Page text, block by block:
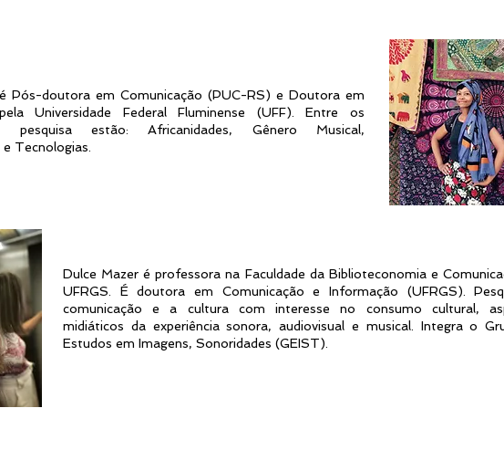
Pós-doutora em Comunicação (PUC-RS) e Doutora em
Universidade Federal Fluminense (UFF). Entre os
pesquisa estão: Africanidades, Gênero Musical,
Tecnologias.
Dulce Mazer é professora na Faculdade da Biblioteconomia e
UFRGS. É doutora em Comunicação e Informação (UFRGS).
comunicação e a cultura com interesse no consumo cultural,
midiáticos da experiência sonora, audiovisual e musical. Integra o
Estudos em Imagens, Sonoridades (GEIST).